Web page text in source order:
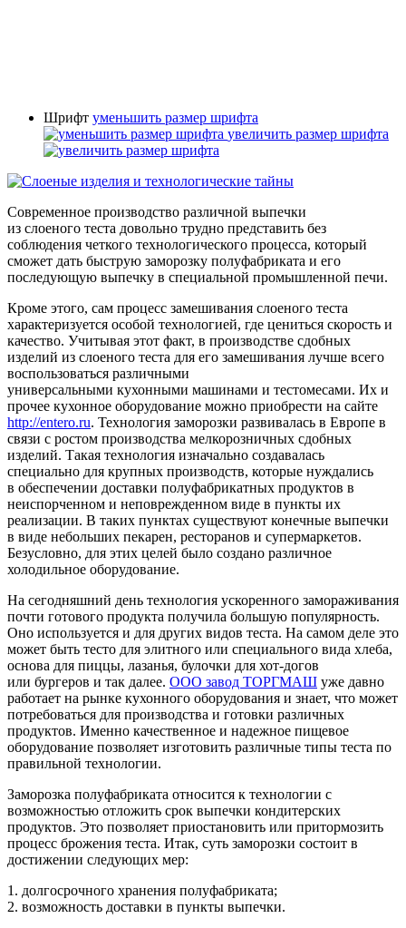
Шрифт уменьшить размер шрифта
увеличить размер шрифта
Современное производство различной выпечки
из слоеного теста довольно трудно представить без
соблюдения четкого технологического процесса, который
сможет дать быструю заморозку полуфабриката и его
последующую выпечку в специальной промышленной печи.
Кроме этого, сам процесс замешивания слоеного теста
характеризуется особой технологией, где цениться скорость и
качество. Учитывая этот факт, в производстве сдобных
изделий из слоеного теста для его замешивания лучше всего
воспользоваться различными
универсальными кухонными машинами и тестомесами. Их и
прочее кухонное оборудование можно приобрести на сайте
http://entero.ru. Технология заморозки развивалась в Европе в
связи с ростом производства мелкорозничных сдобных
изделий. Такая технология изначально создавалась
специально для крупных производств, которые нуждались
в обеспечении доставки полуфабрикатных продуктов в
неиспорченном и неповрежденном виде в пункты их
реализации. В таких пунктах существуют конечные выпечки
в виде небольших пекарен, ресторанов и супермаркетов.
Безусловно, для этих целей было создано различное
холодильное оборудование.
На сегодняшний день технология ускоренного замораживания
почти готового продукта получила большую популярность.
Оно используется и для других видов теста. На самом деле это
может быть тесто для элитного или специального вида хлеба,
основа для пиццы, лазанья, булочки для хот-догов
или бургеров и так далее. ООО завод ТОРГМАШ уже давно
работает на рынке кухонного оборудования и знает, что может
потребоваться для производства и готовки различных
продуктов. Именно качественное и надежное пищевое
оборудование позволяет изготовить различные типы теста по
правильной технологии.
Заморозка полуфабриката относится к технологии с
возможностью отложить срок выпечки кондитерских
продуктов. Это позволяет приостановить или притормозить
процесс брожения теста. Итак, суть заморозки состоит в
достижении следующих мер:
1. долгосрочного хранения полуфабриката;
2. возможность доставки в пункты выпечки.